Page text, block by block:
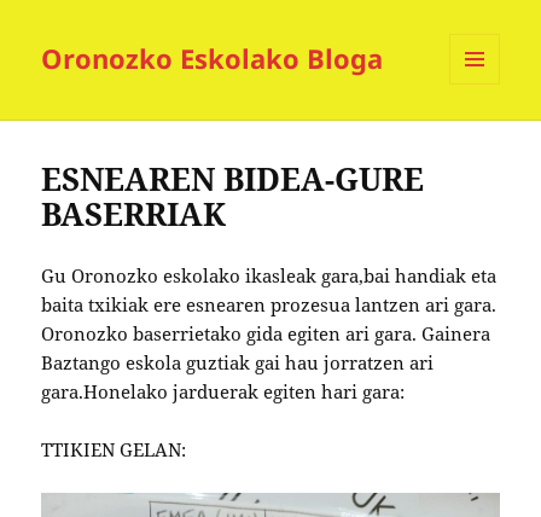
Oronozko Eskolako Bloga
ESNEAREN BIDEA-GURE
BASERRIAK
Gu Oronozko eskolako ikasleak gara,bai handiak eta
baita txikiak ere esnearen prozesua lantzen ari gara.
Oronozko baserrietako gida egiten ari gara. Gainera
Baztango eskola guztiak gai hau jorratzen ari
gara.Honelako jarduerak egiten hari gara:
TTIKIEN GELAN: